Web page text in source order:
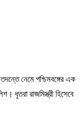
নেমে পশ্চিমবঙ্গের এক
ধৃতরা রাজমিস্ত্রী হিসেবে